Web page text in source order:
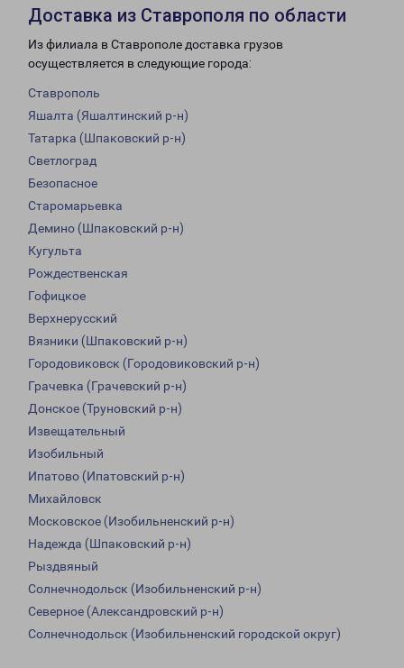
Доставка из Ставрополя по области
Из филиала в Ставрополе доставка грузов
осуществляется в следующие города:
Ставрополь
Яшалта (Яшалтинский р-н)
Татарка (Шпаковский р-н)
Светлоград
Безопасное
Старомарьевка
Демино (Шпаковский р-н)
Кугульта
Рождественская
Гофицкое
Верхнерусский
Вязники (Шпаковский р-н)
Городовиковск (Городовиковский р-н)
Грачевка (Грачевский р-н)
Донское (Труновский р-н)
Извещательный
Изобильный
Ипатово (Ипатовский р-н)
Михайловск
Московское (Изобильненский р-н)
Надежда (Шпаковский р-н)
Рыздвяный
Солнечнодольск (Изобильненский р-н)
Северное (Александровский р-н)
Солнечнодольск (Изобильненский городской округ)